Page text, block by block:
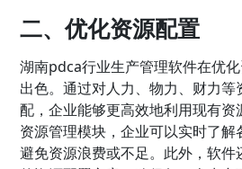
二、优化资源配置
湖南pdca行业生产管理软件在优
出色。通过对人力、物力、财力等
配，企业能够更高效地利用现有资
资源管理模块，企业可以实时了解
避免资源浪费或不足。此外，软件